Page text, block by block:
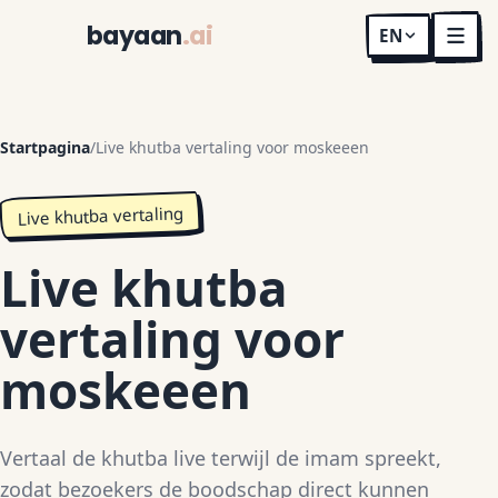
bayaan.ai EN
Startpagina/Live khutba vertaling voor moskeeen
Live khutba vertaling
Live khutba
vertaling voor
moskeeen
Vertaal de khutba live terwijl de imam spreekt,
zodat bezoekers de boodschap direct kunnen